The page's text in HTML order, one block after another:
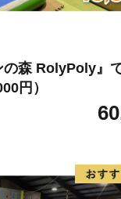
の森 RolyPoly』
円）